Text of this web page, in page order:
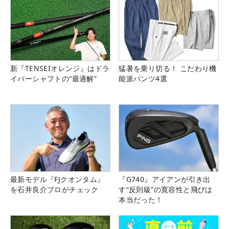
新『TENSEIオレンジ』はドラ
イバーシャフトの“最適解”
猛暑を乗り切る！ こだわり機
能派パンツ4選
最新モデル『FJクオンタム』
を石井良介プロがチェック
『G740』アイアンが引き出
す“反則級”の寛容性と飛びは
本当だった！